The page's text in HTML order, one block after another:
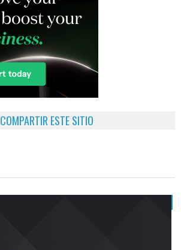
COMPARTIR ESTE SITIO